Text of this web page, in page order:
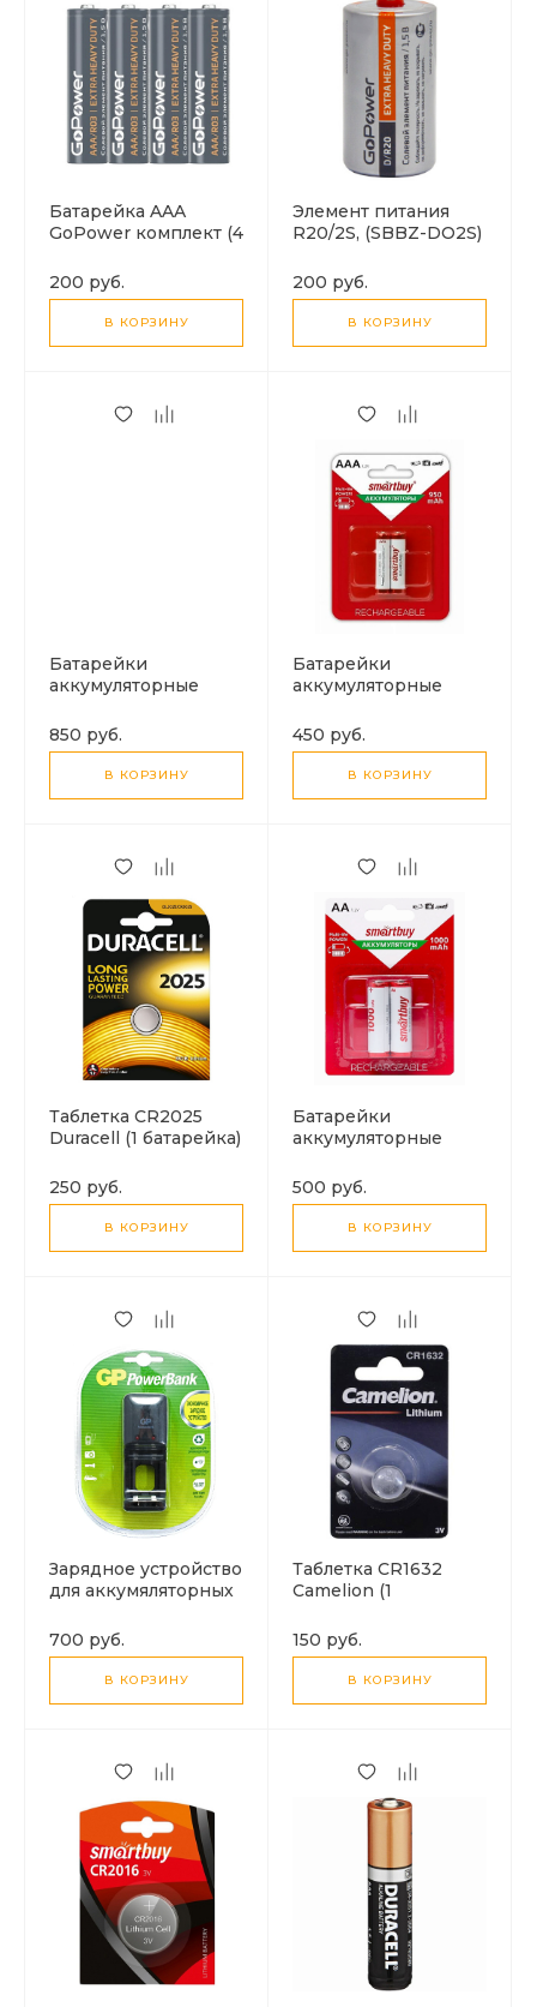
Батарейка AAA
GoPower комплект (4
комплекте)
200 руб.
В КОРЗИНУ
Элемент питания
R20/2S, (SBBZ-DO2S)
Батарейка)
200 руб.
В КОРЗИНУ
Батарейки
аккумуляторные
R06 AA (2500mAч)
SMARTBUY
850 руб.
В КОРЗИНУ
Батарейки
аккумуляторные
R03 AAA (950mAч)
SMARTBUY
450 руб.
В КОРЗИНУ
Таблетка CR2025
Duracell (1 батарейка)
250 руб.
В КОРЗИНУ
Батарейки
аккумуляторные
R06 AA (1000mAч)
SMARTBUY
500 руб.
В КОРЗИНУ
Зарядное устройство
для аккумяляторных
Bank
700 руб.
В КОРЗИНУ
Таблетка CR1632
Camelion (1
150 руб.
В КОРЗИНУ